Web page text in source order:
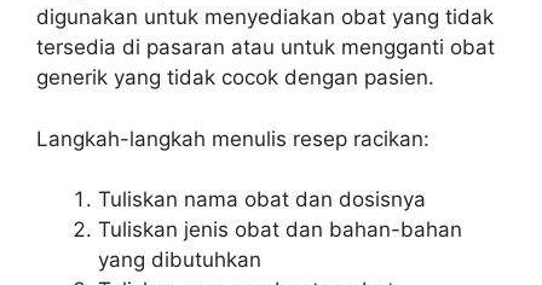
digunakan untuk menyediakan obat yang tidak
tersedia di pasaran atau untuk mengganti obat
generik yang tidak cocok dengan pasien.
Langkah-langkah menulis resep racikan:
Tuliskan nama obat dan dosisnya
Tuliskan jenis obat dan bahan-bahan
yang dibutuhkan